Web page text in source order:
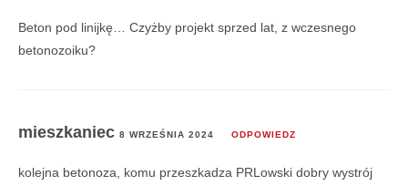
Beton pod linijkę… Czyżby projekt sprzed lat, z wczesnego
betonozoiku?
mieszkaniec 8 WRZEŚNIA 2024 ODPOWIEDZ
kolejna betonoza, komu przeszkadza PRLowski dobry wystrój